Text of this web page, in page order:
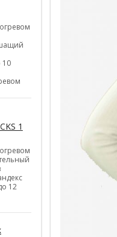
10
1
12